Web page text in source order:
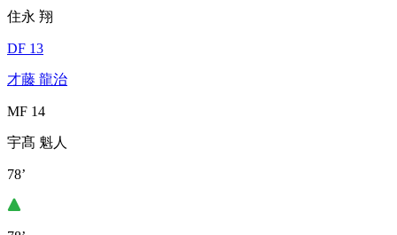
住永 翔
DF 13
才藤 龍治
MF 14
宇髙 魁人
78’